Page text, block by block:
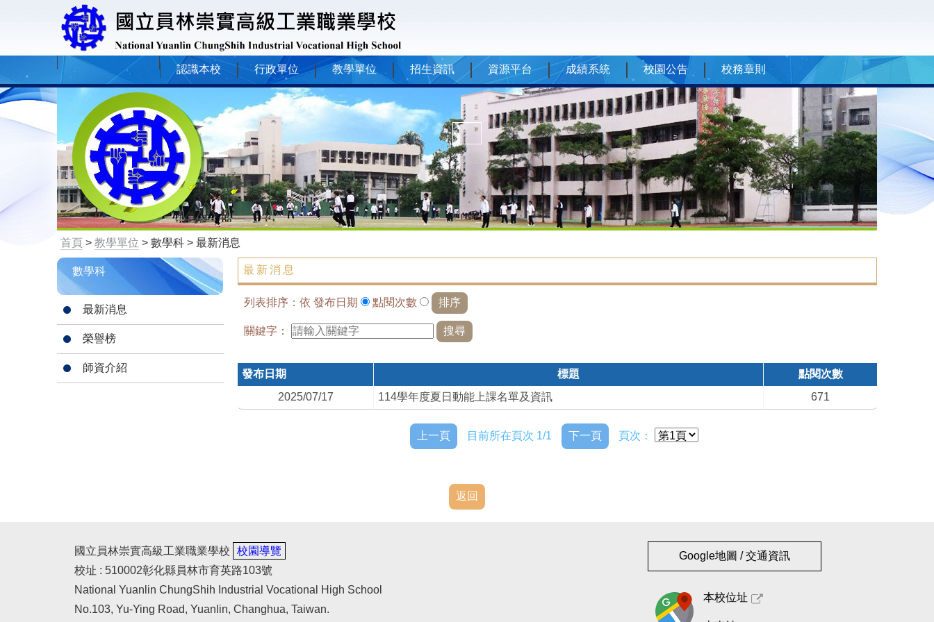
認識本校 行政單位 教學單位 招生資訊 資源平台 成績系統 校園公告 校務章則
首頁 > 教學單位 > 數學科 > 最新消息
數學科
最新消息
榮譽榜
師資介紹
最新消息
列表排序：依 發布日期 點閱次數
關鍵字：
發布日期 標題
點閱次數
2025/07/17
114學年度夏日動能上課名單及資訊 671
上一頁 目前所在頁次 1/1 下一頁 頁次：
返回
國立員林崇實高級工業職業學校
校園導覽
校址 : 510002彰化縣員林市育英路103號
National Yuanlin ChungShih Industrial Vocational High School
No.103, Yu-Ying Road, Yuanlin, Changhua, Taiwan.
Google地圖 / 交通資訊
本校位址